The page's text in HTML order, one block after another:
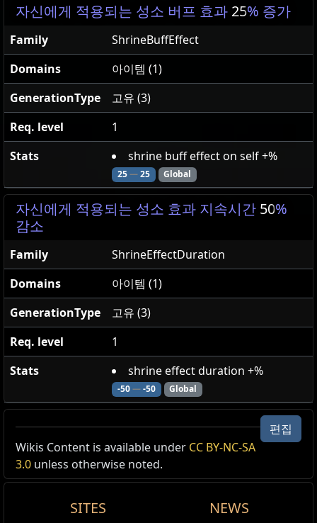
자신에게 적용되는 성소 버프 효과 25% 증가
Family
ShrineBuffEffect
Domains
아이템 (1)
GenerationType
고유 (3)
Req. level
1
Stats
shrine buff effect on self +%
25—25 Global
자신에게 적용되는 성소 효과 지속시간 50%
감소
Family
ShrineEffectDuration
Domains
아이템 (1)
GenerationType
고유 (3)
Req. level
1
Stats
shrine effect duration +%
-50—-50 Global
편집
Wikis Content is available under CC BY-NC-SA
3.0 unless otherwise noted.
SITES NEWS